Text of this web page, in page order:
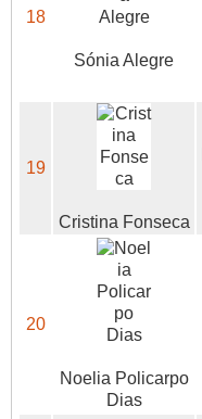
18
Sónia Alegre
19
Cristina Fonseca
20
Noelia Policarpo
Dias